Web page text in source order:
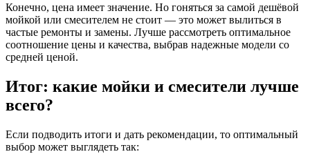
Конечно, цена имеет значение. Но гоняться за самой дешёвой
мойкой или смесителем не стоит — это может вылиться в
частые ремонты и замены. Лучше рассмотреть оптимальное
соотношение цены и качества, выбрав надежные модели со
средней ценой.
Итог: какие мойки и смесители лучше
всего?
Если подводить итоги и дать рекомендации, то оптимальный
выбор может выглядеть так: